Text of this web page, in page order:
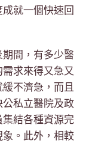
就一個快速回
間，有多少醫
求來得又急又
不濟急，而且
私立醫院及政
結各種資源完
。此外，相較